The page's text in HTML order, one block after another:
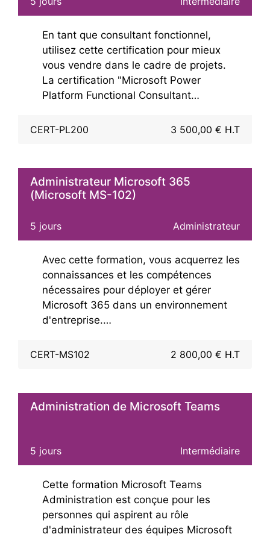
En tant que consultant fonctionnel,
utilisez cette certification pour mieux
vous vendre dans le cadre de projets.
La certification "Microsoft Power
Platform Functional Consultant
savoir qu'en l'absence de code ou avec
nécessiteraient normalement l'expertise
d'un développeur.
juillet 2026 : nous continuons de
certification n'est plus possible.
CERT-PL200 3 500,00 € H.T
Administrateur Microsoft 365
(Microsoft MS-102)
5 jours Administrateur
Avec cette formation, vous acquerrez les
connaissances et les compétences
nécessaires pour déployer et gérer
Microsoft 365 dans un environnement
d'entreprise.
des éléments clés de l'administration de
identités ainsi que la gestion de la
sécurité et conformité Microsoft
Microsoft 365 répondant à tous les
MS-102Administrateur Microsoft
365.Si vous souhaitez passer la
certification MS-102 nous proposons
d'ajouter le prix du passage de l'examen
CERT-MS102 2 800,00 € H.T
Administration de Microsoft Teams
5 jours Intermédiaire
Cette formation Microsoft Teams
Administration est conçue pour les
personnes qui aspirent au rôle
d'administrateur des équipes Microsoft